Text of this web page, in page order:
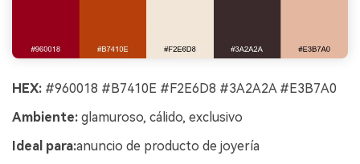
HEX: #960018 #B7410E #F2E6D8 #3A2A2A #E3B7A0
Ambiente: glamuroso, cálido, exclusivo
Ideal para:anuncio de producto de joyería